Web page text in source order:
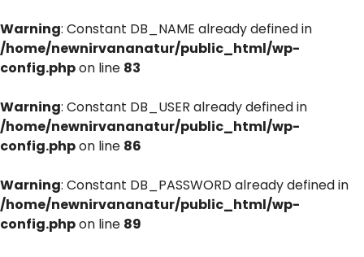
Warning: Constant DB_NAME already defined in
/home/newnirvananatur/public_html/wp-
config.phpon line 83
Warning: Constant DB_USER already defined in
/home/newnirvananatur/public_html/wp-
config.phpon line 86
Warning: Constant DB_PASSWORD already defined in
/home/newnirvananatur/public_html/wp-
config.phpon line 89